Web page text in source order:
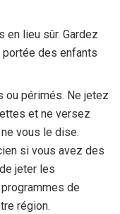
lieu sûr. Gardez
des enfants
périmés. Ne jetez
et ne versez
vous le dise.
si vous avez des
jeter les
de
région.